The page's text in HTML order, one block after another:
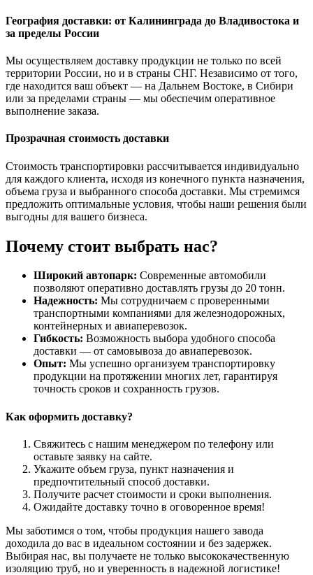
География доставки: от Калининграда до Владивостока и
за пределы России
Мы осуществляем доставку продукции не только по всей
территории России, но и в страны СНГ. Независимо от того,
где находится ваш объект — на Дальнем Востоке, в Сибири
или за пределами страны — мы обеспечим оперативное
выполнение заказа.
Прозрачная стоимость доставки
Стоимость транспортировки рассчитывается индивидуально
для каждого клиента, исходя из конечного пункта назначения,
объема груза и выбранного способа доставки. Мы стремимся
предложить оптимальные условия, чтобы наши решения были
выгодны для вашего бизнеса.
Почему стоит выбрать нас?
Широкий автопарк: Современные автомобили
позволяют оперативно доставлять грузы до 20 тонн.
Надежность: Мы сотрудничаем с проверенными
транспортными компаниями для железнодорожных,
контейнерных и авиаперевозок.
Гибкость: Возможность выбора удобного способа
доставки — от самовывоза до авиаперевозок.
Опыт: Мы успешно организуем транспортировку
продукции на протяжении многих лет, гарантируя
точность сроков и сохранность грузов.
Как оформить доставку?
Свяжитесь с нашим менеджером по телефону или
оставьте заявку на сайте.
Укажите объем груза, пункт назначения и
предпочтительный способ доставки.
Получите расчет стоимости и сроки выполнения.
Ожидайте доставку точно в оговоренное время!
Мы заботимся о том, чтобы продукция нашего завода
доходила до вас в идеальном состоянии и без задержек.
Выбирая нас, вы получаете не только высококачественную
изоляцию труб, но и уверенность в надежной логистике!